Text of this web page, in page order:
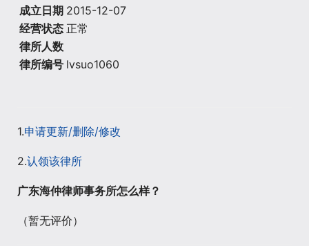
成立日期 2015-12-07
经营状态 正常
律所人数
律所编号 lvsuo1060
1.申请更新/删除/修改
2.认领该律所
广东海仲律师事务所怎么样？
（暂无评价）